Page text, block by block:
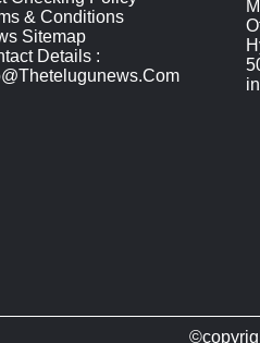
& Conditions
Sitemap
Details :